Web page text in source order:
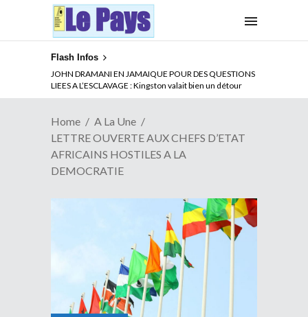
Flash Infos
JOHN DRAMANI EN JAMAIQUE POUR DES QUESTIONS
LIEES A L’ESCLAVAGE : Kingston valait bien un détour
ABSENCE PROLONGEE DE PAUL BIYA DU CAMEROUN :
Qui pilote le Cameroun ?
Home
A La Une
LETTRE OUVERTE AUX CHEFS D’ETAT
AFRICAINS HOSTILES A LA
DEMOCRATIE